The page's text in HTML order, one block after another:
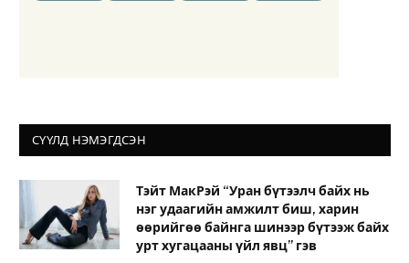
СҮҮЛД НЭМЭГДСЭН
Тэйт МакРэй “Уран бүтээлч байх нь
нэг удаагийн амжилт биш, харин
өөрийгөө байнга шинээр бүтээж байх
урт хугацааны үйл явц” гэв